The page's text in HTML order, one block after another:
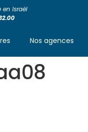
en Israël
Nos agences